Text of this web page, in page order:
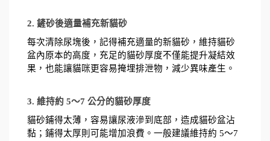
2. 鏟砂後適量補充新貓砂
每次清除尿塊後，記得補充適量的新貓砂，維持貓砂
盆內原本的高度，充足的貓砂厚度不僅能提升凝結效
果，也能讓貓咪更容易掩埋排泄物，減少異味產生。
3. 維持約 5～7 公分的貓砂厚度
貓砂鋪得太薄，容易讓尿液滲到底部，造成貓砂盆沾
黏；鋪得太厚則可能增加浪費。一般建議維持約 5～7